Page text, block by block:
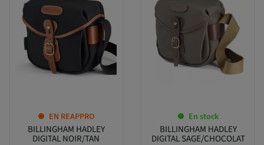
EN REAPPRO
BILLINGHAM HADLEY
DIGITAL NOIR/TAN
En stock
BILLINGHAM HADLEY
DIGITAL SAGE/CHOCOLAT